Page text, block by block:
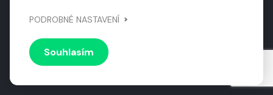
Národní knihovnou ČR
© 2026 Visiongame. Všechna práva vyhrazena.
ochrany soukromí
PODROBNÉ NASTAVENÍ
Souhlasím